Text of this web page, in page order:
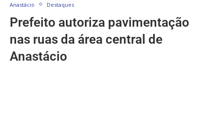
Anastácio Destaques
Prefeito autoriza pavimentação
nas ruas da área central de
Anastácio